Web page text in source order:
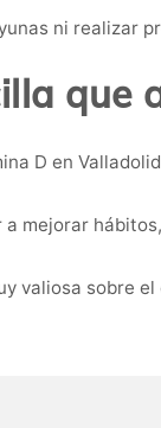
ni realizar
D en
mejorar
valiosa sobre